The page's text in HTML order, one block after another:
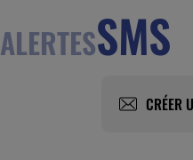
ALERTESSMS
CRÉER